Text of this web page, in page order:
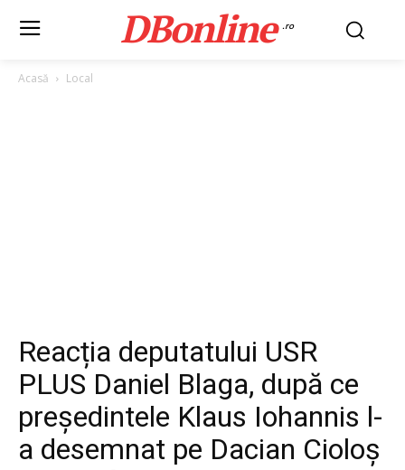
DBonline .ro
Acasă Local
Reacția deputatului USR
PLUS Daniel Blaga, după ce
președintele Klaus Iohannis l-
a desemnat pe Dacian Cioloș